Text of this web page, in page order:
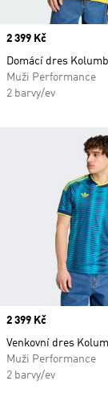
Price
2 399 Kč
Domácí dres
Muži Performance
2 barvy/ev
Price
2 399 Kč
Venkovní dres
Muži Performance
2 barvy/ev